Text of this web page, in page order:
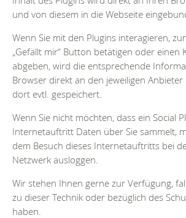
und von diesem in die Webseite
Wenn Sie mit den Plugins interagieren,
„Gefällt mir“ Button betätigen oder einen
abgeben, wird die entsprechende
Browser direkt an den jeweiligen
dort evtl. gespeichert.
Wenn Sie nicht möchten, dass ein Social
Internetauftritt Daten über Sie sammelt,
dem Besuch dieses Internetauftritts bei
Netzwerk ausloggen.
Wir stehen Ihnen gerne zur Verfügung,
zu dieser Technik oder bezüglich des
haben.